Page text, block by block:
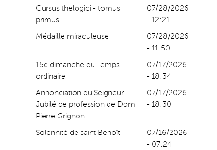
Cursus thelogici - tomus
primus
07/28/2026
- 12:21
Médaille miraculeuse
07/28/2026
- 11:50
15e dimanche du Temps
ordinaire
07/17/2026
- 18:34
Annonciation du Seigneur –
Jubilé de profession de Dom
Pierre Grignon
07/17/2026
- 18:30
Solennité de saint Benoît
07/16/2026
- 07:24